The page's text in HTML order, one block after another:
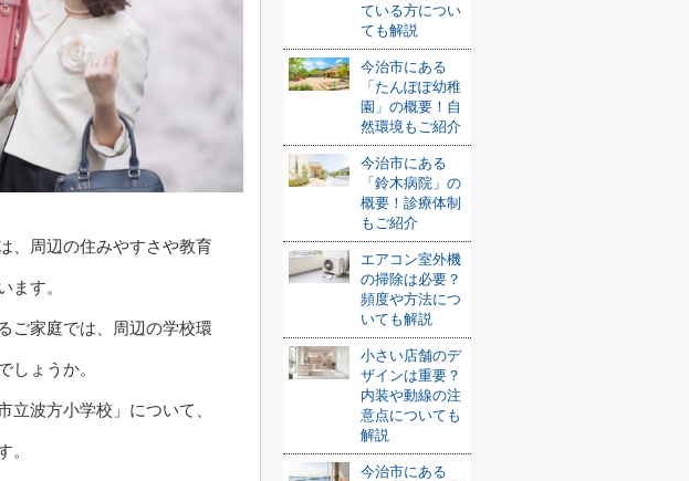
、周辺の住みやすさや教育
ます。
ご家庭では、周辺の学校環
しょうか。
立波方小学校」について、
。
ている方につい
ても解説
今治市にある
「たんぽぽ幼稚
園」の概要！自
然環境もご紹介
今治市にある
「鈴木病院」の
概要！診療体制
もご紹介
エアコン室外機
の掃除は必要？
頻度や方法につ
いても解説
小さい店舗のデ
ザインは重要？
内装や動線の注
意点についても
解説
今治市にある